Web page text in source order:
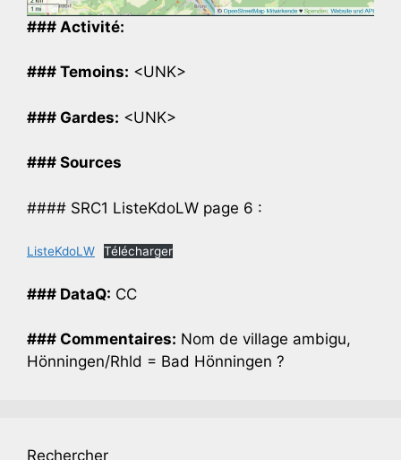
### Activité:
### Temoins: <UNK>
### Gardes: <UNK>
### Sources
#### SRC1 ListeKdoLW page 6 :
ListeKdoLW Télécharger
### DataQ: CC
### Commentaires: Nom de village ambigu,
Hönningen/Rhld = Bad Hönningen ?
Rechercher